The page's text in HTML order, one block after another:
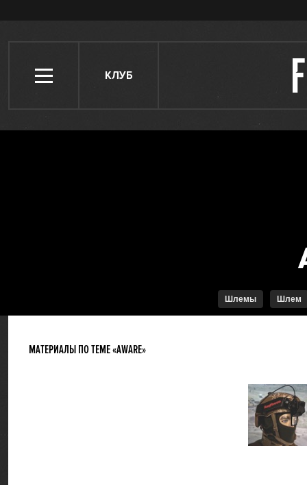
КЛУБ
Шлемы Шлем
МАТЕРИАЛЫ ПО ТЕМЕ «AWARE»